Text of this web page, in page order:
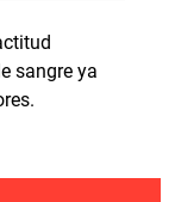
sangre ya